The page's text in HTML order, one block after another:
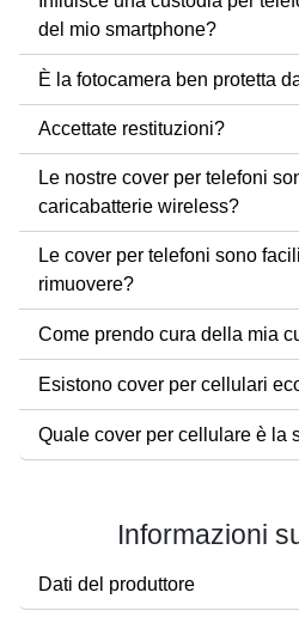
del mio smartphone?
È la fotocamera ben protetta
Accettate restituzioni?
Le nostre cover per telefoni
caricabatterie wireless?
Le cover per telefoni sono
rimuovere?
Come prendo cura della mia
Esistono cover per cellulari
Quale cover per cellulare è la
Informazioni
Dati del produttore